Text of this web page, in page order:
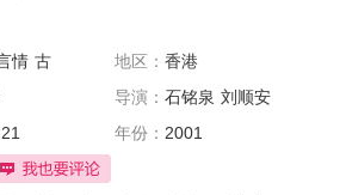
情 古
地区： 香港
导演： 石铭泉 刘顺安
林子欣
年份： 2001